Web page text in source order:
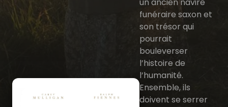
un ancien navire
funéraire saxon et
son trésor qui
pourrait
bouleverser
l’histoire de
l’humanité.
Ensemble, ils
doivent se serrer